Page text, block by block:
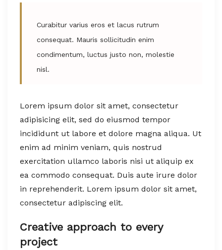
Curabitur varius eros et lacus rutrum
consequat. Mauris sollicitudin enim
condimentum, luctus justo non, molestie
nisl.
Lorem ipsum dolor sit amet, consectetur
adipisicing elit, sed do eiusmod tempor
incididunt ut labore et dolore magna aliqua. Ut
enim ad minim veniam, quis nostrud
exercitation ullamco laboris nisi ut aliquip ex
ea commodo consequat. Duis aute irure dolor
in reprehenderit. Lorem ipsum dolor sit amet,
consectetur adipiscing elit.
Creative approach to every
project